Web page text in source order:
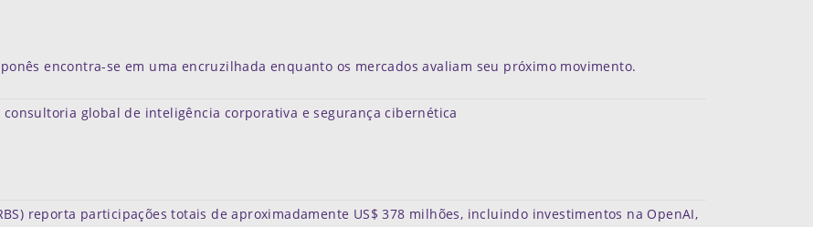
encontra-se em uma encruzilhada enquanto os mercados avaliam seu próximo movimento.
consultoria global de inteligência corporativa e segurança cibernética
reporta participações totais de aproximadamente US$ 378 milhões, incluindo investimentos na OpenAI,